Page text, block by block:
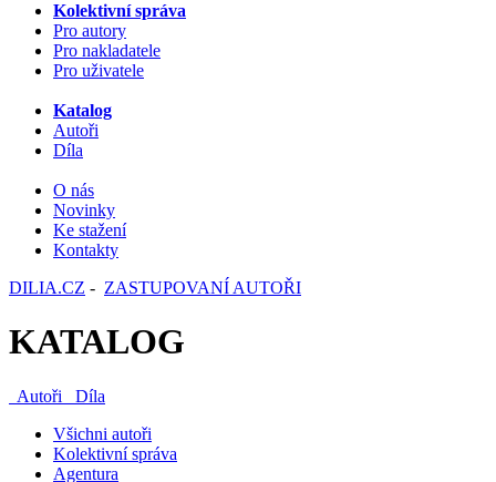
Kolektivní správa
Pro autory
Pro nakladatele
Pro uživatele
Katalog
Autoři
Díla
O nás
Novinky
Ke stažení
Kontakty
DILIA.CZ - ZASTUPOVANÍ AUTOŘI
KATALOG
Autoři
Díla
Všichni autoři
Kolektivní správa
Agentura